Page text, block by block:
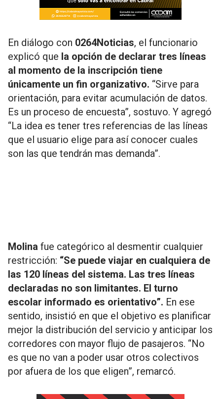
En diálogo con 0264Noticias, el funcionario
explicó que la opción de declarar tres líneas
al momento de la inscripción tiene
únicamente un fin organizativo. “Sirve para
orientación, para evitar acumulación de datos.
Es un proceso de encuesta”, sostuvo. Y agregó
“La idea es tener tres referencias de las líneas
que el usuario elige para así conocer cuales
son las que tendrán mas demanda”.
Molina fue categórico al desmentir cualquier
restricción: “Se puede viajar en cualquiera de
las 120 líneas del sistema. Las tres líneas
declaradas no son limitantes. El turno
escolar informado es orientativo”. En ese
sentido, insistió en que el objetivo es planificar
mejor la distribución del servicio y anticipar los
corredores con mayor flujo de pasajeros. “No
es que no van a poder usar otros colectivos
por afuera de los que eligen”, remarcó.